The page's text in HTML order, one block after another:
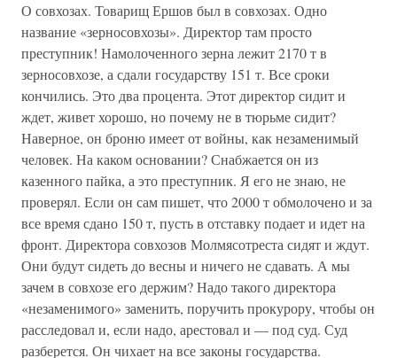
О совхозах. Товарищ Ершов был в совхозах. Одно
название «зерносовхозы». Директор там просто
преступник! Намолоченного зерна лежит 2170 т в
зерносовхозе, а сдали государству 151 т. Все сроки
кончились. Это два процента. Этот директор сидит и
ждет, живет хорошо, но почему не в тюрьме сидит?
Наверное, он броню имеет от войны, как незаменимый
человек. На каком основании? Снабжается он из
казенного пайка, а это преступник. Я его не знаю, не
проверял. Если он сам пишет, что 2000 т обмолочено и за
все время сдано 150 т, пусть в отставку подает и идет на
фронт. Директора совхозов Молмясотреста сидят и ждут.
Они будут сидеть до весны и ничего не сдавать. А мы
зачем в совхозе его держим? Надо такого директора
«незаменимого» заменить, поручить прокурору, чтобы он
расследовал и, если надо, арестовал и — под суд. Суд
разберется. Он чихает на все законы государства.